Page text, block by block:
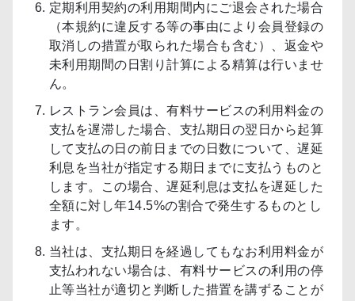
定期利用契約の利用期間内にご退会された場合
（本規約に違反する等の事由により会員登録の
取消しの措置が取られた場合も含む）、返金や
未利用期間の日割り計算による精算は行いませ
ん。
レストラン会員は、有料サービスの利用料金の
支払を遅滞した場合、支払期日の翌日から起算
して支払の日の前日までの日数について、遅延
利息を当社が指定する期日までに支払うものと
します。この場合、遅延利息は支払を遅延した
全額に対し年14.5%の割合で発生するものとし
ます。
当社は、支払期日を経過してもなお利用料金が
支払われない場合は、有料サービスの利用の停
止等当社が適切と判断した措置を講ずることが